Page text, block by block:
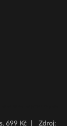
699 Kč
Zdroj: